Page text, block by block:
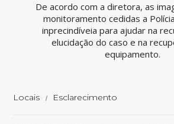
De acordo com a diretora, as
monitoramento cedidas a
inprecindíveia para ajudar na
elucidação do caso e na
equipamento.
Locais Esclarecimento